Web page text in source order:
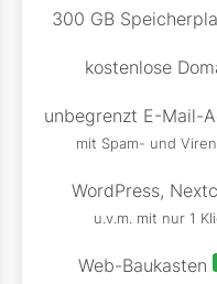
300 GB
kostenlose
unbegrenzt E-Mail-
mit Spam- und
WordPress,
u.v.m. mit nur 1
Web-Baukasten